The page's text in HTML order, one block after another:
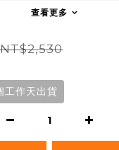
查看更多
NT$2,530
工作天出貨